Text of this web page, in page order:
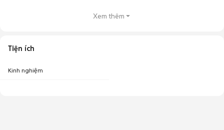
Xem thêm
Tiện ích
Kinh nghiệm